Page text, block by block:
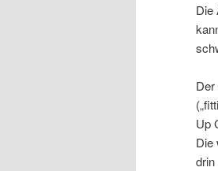
Die
Up
Die